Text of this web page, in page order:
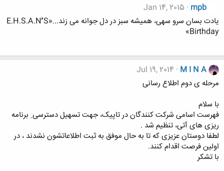
mpb
Jan 14, 2015
یادت بسان سرو سهی، همیشه سبز در دل جوانه می زند...«E.H.S.A.Nُُُ S
Birthday»
M I N A
Jul 19, 2014
مرحله ی دوم اطلاع رسانی
با سلام
فهرست اسامی شرکت کنندگان در تاپیک، جهت تسهیل دسترسی ِ برنامه
ریزی های آتی، تنظیم شد .
لطفا دوستان عزیزی که تا به حال موفق به ثبت اطلاعاتشون نشدند ، در
اولین فرصت اقدام کنند.
با تشکر